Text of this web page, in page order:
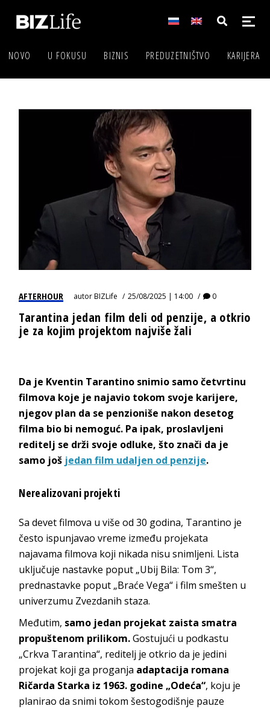
NOVO U FOKUSU BIZNIS PREDUZETNIŠTVO KARIJERA
AFTERHOUR autorBIZLife 25/08/2025 | 14:00 0
Tarantina jedan film deli od penzije, a otkrio
je za kojim projektom najviše žali
Da je Kventin Tarantino snimio samo četvrtinu
filmova koje je najavio tokom svoje karijere,
njegov plan da se penzioniše nakon desetog
filma bio bi nemoguć. Pa ipak, proslavljeni
reditelj se drži svoje odluke, što znači da je
samo još jedan film udaljen od penzije.
Nerealizovani projekti
Sa devet filmova u više od 30 godina, Tarantino je
često ispunjavao vreme između projekata
najavama filmova koji nikada nisu snimljeni. Lista
uključuje nastavke poput „Ubij Bila: Tom 3“,
prednastavke poput „Braće Vega“ i film smešten u
univerzumu Zvezdanih staza.
Međutim, samo jedan projekat zaista smatra
propuštenom prilikom.Gostujući u podkastu
„Crkva Tarantina“, reditelj je otkrio da je jedini
projekat koji ga proganja adaptacija romana
Ričarda Starka iz 1963. godine „Odeća“, koju je
planirao da snimi tokom šestogodišnje pauze